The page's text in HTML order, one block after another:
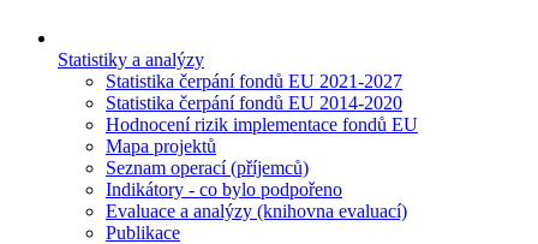
Statistiky a analýzy
Statistika čerpání fondů EU 2021-2027
Statistika čerpání fondů EU 2014-2020
Hodnocení rizik implementace fondů EU
Mapa projektů
Seznam operací (příjemců)
Indikátory - co bylo podpořeno
Evaluace a analýzy (knihovna evaluací)
Publikace